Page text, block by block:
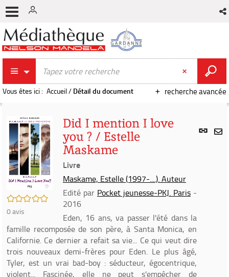
recherche avancée
Vous êtes ici : Accueil/ Détail du document
Lien
/5
0avis
Did I mention I love
you ? / Estelle
Maskame
Livre
Maskame, Estelle (1997-....). Auteur
Edité par Pocket jeunesse-PKJ. Paris -
2016
Eden, 16 ans, va passer l'été dans la
famille recomposée de son père, à Santa Monica, en
Californie. Ce dernier a refait sa vie... Ce qui veut dire
trois nouveaux demi-frères pour Eden. Le plus âgé,
Tyler, est un vrai bad-boy : séducteur, égocentrique,
violent... Fascinée, elle ne peut s'empêcher de